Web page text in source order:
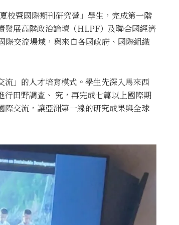
校暨國際期刊研究營」學生，完成第一階
發展高階政治論壇（HLPF）及聯合國經濟
際交流場域，與來自各國政府、國際組織
」的人才培育模式。學生先深入馬來西
田野調查、 究，再完成七篇以上國際期
交流，讓亞洲第一線的研究成果與全球